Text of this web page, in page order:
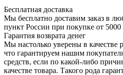
Бесплатная доставка
Мы бесплатно доставим заказ в
пункт России при покупке от 5000
Гарантия возврата денег
Мы настолько уверены в качестве
что гарантируем нашим
средств, если по какой-либо
качестве товара. Такого рода